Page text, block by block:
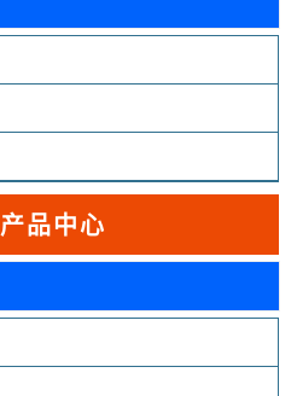
品中心